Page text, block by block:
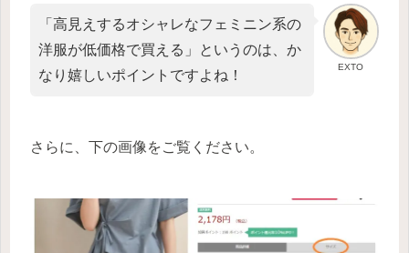
EXTO
「高見えするオシャレなフェミニン系の
洋服が低価格で買える」というのは、か
なり嬉しいポイントですよね！
さらに、下の画像をご覧ください。